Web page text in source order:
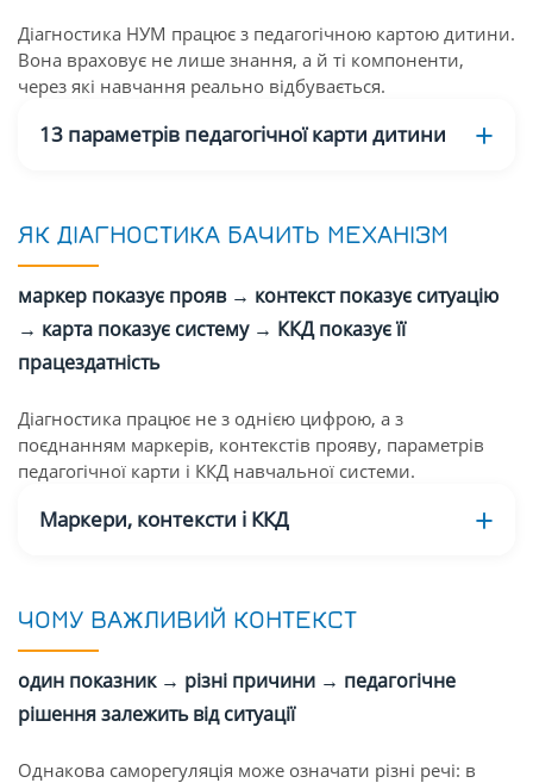
Діагностика НУМ працює з педагогічною картою дитини.
Вона враховує не лише знання, а й ті компоненти,
через які навчання реально відбувається.
13 параметрів педагогічної карти дитини
ЯК ДІАГНОСТИКА БАЧИТЬ МЕХАНІЗМ
маркер показує прояв → контекст показує ситуацію
→ карта показує систему → ККД показує її
працездатність
Діагностика працює не з однією цифрою, а з
поєднанням маркерів, контекстів прояву, параметрів
педагогічної карти і ККД навчальної системи.
Маркери, контексти і ККД
ЧОМУ ВАЖЛИВИЙ КОНТЕКСТ
один показник → різні причини → педагогічне
рішення залежить від ситуації
Однакова саморегуляція може означати різні речі: в